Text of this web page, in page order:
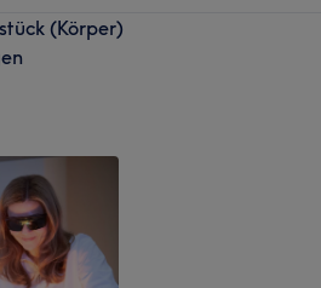
(Körper)